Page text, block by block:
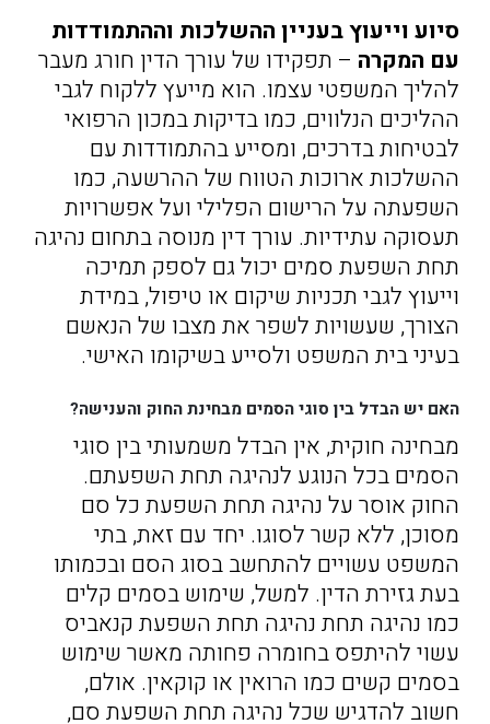
סיוע וייעוץ בעניין ההשלכות וההתמודדות
עם המקרה – תפקידו של עורך הדין חורג מעבר
להליך המשפטי עצמו. הוא מייעץ ללקוח לגבי
ההליכים הנלווים, כמו בדיקות במכון הרפואי
לבטיחות בדרכים, ומסייע בהתמודדות עם
ההשלכות ארוכות הטווח של ההרשעה, כמו
השפעתה על הרישום הפלילי ועל אפשרויות
תעסוקה עתידיות. עורך דין מנוסה בתחום נהיגה
תחת השפעת סמים יכול גם לספק תמיכה
וייעוץ לגבי תכניות שיקום או טיפול, במידת
הצורך, שעשויות לשפר את מצבו של הנאשם
בעיני בית המשפט ולסייע בשיקומו האישי.
האם יש הבדל בין סוגי הסמים מבחינת החוק והענישה?
מבחינה חוקית, אין הבדל משמעותי בין סוגי
הסמים בכל הנוגע לנהיגה תחת השפעתם.
החוק אוסר על נהיגה תחת השפעת כל סם
מסוכן, ללא קשר לסוגו. יחד עם זאת, בתי
המשפט עשויים להתחשב בסוג הסם ובכמותו
בעת גזירת הדין. למשל, שימוש בסמים קלים
כמו נהיגה תחת נהיגה תחת השפעת קנאביס
עשוי להיתפס בחומרה פחותה מאשר שימוש
בסמים קשים כמו הרואין או קוקאין. אולם,
חשוב להדגיש שכל נהיגה תחת השפעת סם,